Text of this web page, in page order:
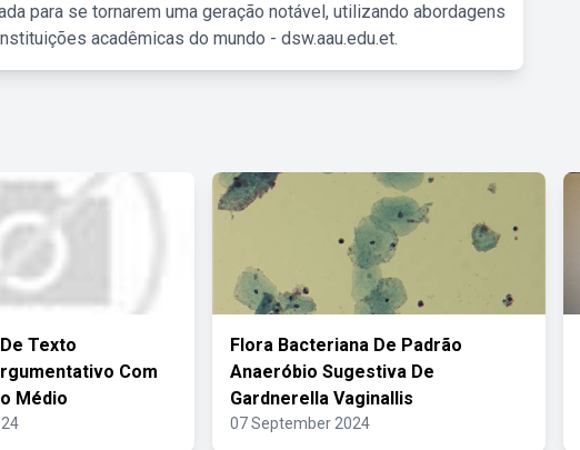
para se tornarem uma geração notável, utilizando abordagens
acadêmicas do mundo - dsw.aau.edu.et.
Texto
Com
Médio
Flora Bacteriana De Padrão
Anaeróbio Sugestiva De
Gardnerella Vaginallis
07 September 2024